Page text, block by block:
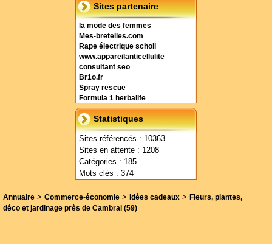
Sites partenaire
la mode des femmes
Mes-bretelles.com
Rape électrique scholl
www.appareilanticellulite
consultant seo
Br1o.fr
Spray rescue
Formula 1 herbalife
Statistiques
Sites référencés : 10363
Sites en attente : 1208
Catégories : 185
Mots clés : 374
Annuaire > Commerce-économie > Idées cadeaux > Fleurs, plantes,
déco et jardinage près de Cambrai (59)